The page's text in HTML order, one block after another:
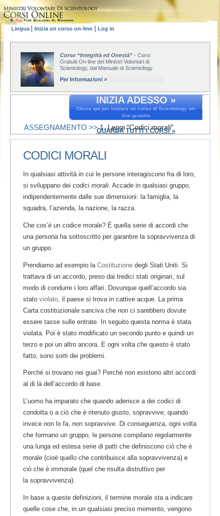
Lingua Inizia un corso on-line Log in
Corso “Integrità ed Onestà” - Corsi
Gratuiti On-line dei Ministri Volontari di
Scientology, dal Manuale di Scientology
Per Informazioni »
INIZIA ADESSO »
Clicca qui per iniziare un corso di Scientology on-
line gratuito
GUARDA TUTTI I CORSI »
ASSEGNAMENTO >>1. Leggi “Codici morali”
CODICI MORALI
In qualsiasi attività in cui le persone interagiscono fra di loro,
si sviluppano dei codici morali . Accade in qualsiasi gruppo,
indipendentemente dalle sue dimensioni: la famiglia, la
squadra, l’azienda, la nazione, la razza.
Che cos’è un codice morale? È quella serie di accordi che
una persona ha sottoscritto per garantire la sopravvivenza di
un gruppo.
Prendiamo ad esempio la Costituzione degli Stati Uniti. Si
trattava di un accordo, preso dai tredici stati originari, sul
modo di condurre i loro affari. Dovunque quell’accordo sia
stato violato , il paese si trova in cattive acque. La prima
Carta costituzionale sanciva che non ci sarebbero dovute
essere tasse sulle entrate. In seguito questa norma è stata
violata. Poi è stato modificato un secondo punto e quindi un
terzo e poi un altro ancora. E ogni volta che questo è stato
fatto, sono sorti dei problemi.
Perché si trovano nei guai? Perché non esistono altri accordi
al di là dell’accordo di base.
L’uomo ha imparato che quando aderisce a dei codici di
condotta o a ciò che è ritenuto giusto, sopravvive; quando
invece non lo fa, non sopravvive. Di conseguenza, ogni volta
che formano un gruppo, le persone compilano regolarmente
una lunga ed estesa serie di patti che definiscono ciò che è
morale (cioè quello che contribuisce alla sopravvivenza) e
ciò che è immorale (quel che risulta distruttivo per
la sopravvivenza).
In base a queste definizioni, il termine morale sta a indicare
quelle cose che, in un qualsiasi preciso momento, vengono